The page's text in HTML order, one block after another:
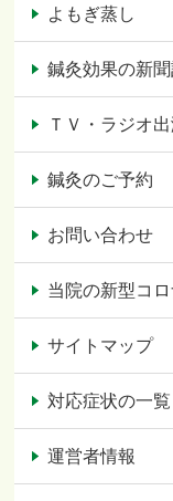
よもぎ蒸し
鍼灸効果の新
ＴＶ・ラジオ
鍼灸のご予約
お問い合わせ
当院の新型コ
サイトマップ
対応症状の一覧
運営者情報